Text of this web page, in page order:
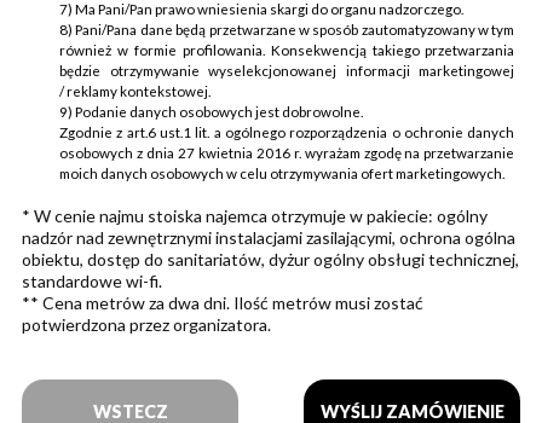
7) Ma Pani/Pan prawo wniesienia skargi do organu nadzorczego.
8) Pani/Pana dane będą przetwarzane w sposób zautomatyzowany w tym
również w formie profilowania. Konsekwencją takiego przetwarzania
będzie otrzymywanie wyselekcjonowanej informacji marketingowej
/ reklamy kontekstowej.
9) Podanie danych osobowych jest dobrowolne.
Zgodnie z art.6 ust.1 lit. a ogólnego rozporządzenia o ochronie danych
osobowych z dnia 27 kwietnia 2016 r. wyrażam zgodę na przetwarzanie
moich danych osobowych w celu otrzymywania ofert marketingowych.
* W cenie najmu stoiska najemca otrzymuje w pakiecie: ogólny
nadzór nad zewnętrznymi instalacjami zasilającymi, ochrona ogólna
obiektu, dostęp do sanitariatów, dyżur ogólny obsługi technicznej,
standardowe wi-fi.
** Cena metrów za dwa dni. Ilość metrów musi zostać
potwierdzona przez organizatora.
WSTECZ